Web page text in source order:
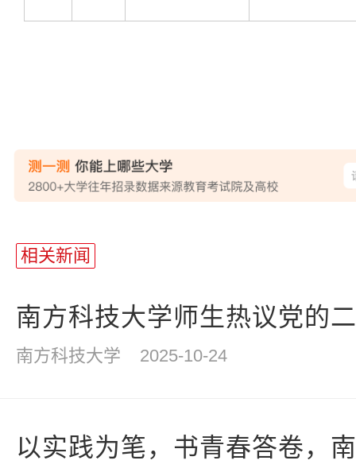
相关新闻
南方科技大学师生热议党的
南方科技大学 2025-10-24
以实践为笔，书青春答卷，